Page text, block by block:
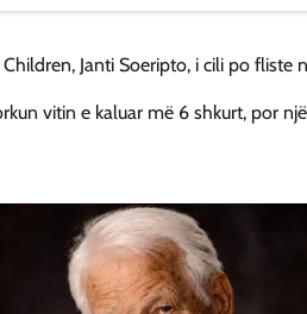
Janti Soeripto, i cili po fliste
vitin e kaluar më 6 shkurt, por